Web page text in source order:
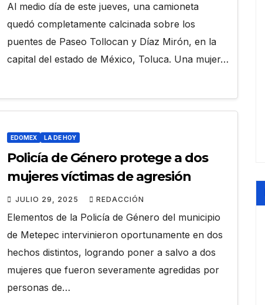
Al medio día de este jueves, una camioneta
quedó completamente calcinada sobre los
puentes de Paseo Tollocan y Díaz Mirón, en la
capital del estado de México, Toluca. Una mujer…
EDOMEX LA DE HOY
Policía de Género protege a dos
mujeres víctimas de agresión
JULIO 29, 2025 REDACCIÓN
Elementos de la Policía de Género del municipio
de Metepec intervinieron oportunamente en dos
hechos distintos, logrando poner a salvo a dos
mujeres que fueron severamente agredidas por
personas de…